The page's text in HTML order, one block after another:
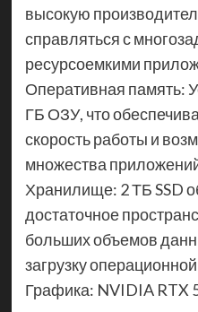
высокую
справляться с
ресурсоемкими
Оперативная память:
ГБ ОЗУ, что
скорость работы и
множества
Хранилище: 2 ТБ SSD
достаточное
больших объемов
загрузку
Графика: NVIDIA RTX